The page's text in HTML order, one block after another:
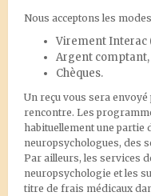
Nous acceptons les
Virement Interac
Argent comptant,
Chèques.
Un reçu vous sera
rencontre. Les
habituellement une partie
neuropsychologues, des
Par ailleurs, les services
neuropsychologie et les
titre de frais médicaux